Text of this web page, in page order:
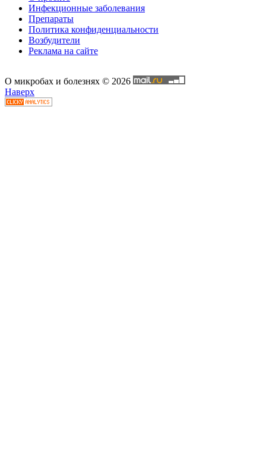
Инфекционные заболевания
Препараты
Политика конфиденциальности
Возбудители
Реклама на сайте
О микробах и болезнях © 2026
Наверх